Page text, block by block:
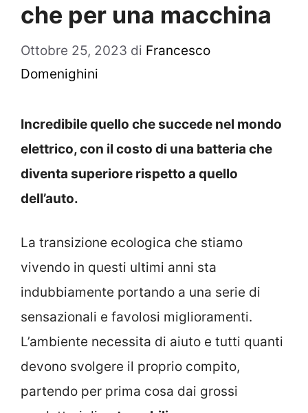
che per una macchina
Ottobre 25, 2023 di Francesco
Domenighini
Incredibile quello che succede nel mondo
elettrico, con il costo di una batteria che
diventa superiore rispetto a quello
dell’auto.
La transizione ecologica che stiamo
vivendo in questi ultimi anni sta
indubbiamente portando a una serie di
sensazionali e favolosi miglioramenti.
L’ambiente necessita di aiuto e tutti quanti
devono svolgere il proprio compito,
partendo per prima cosa dai grossi